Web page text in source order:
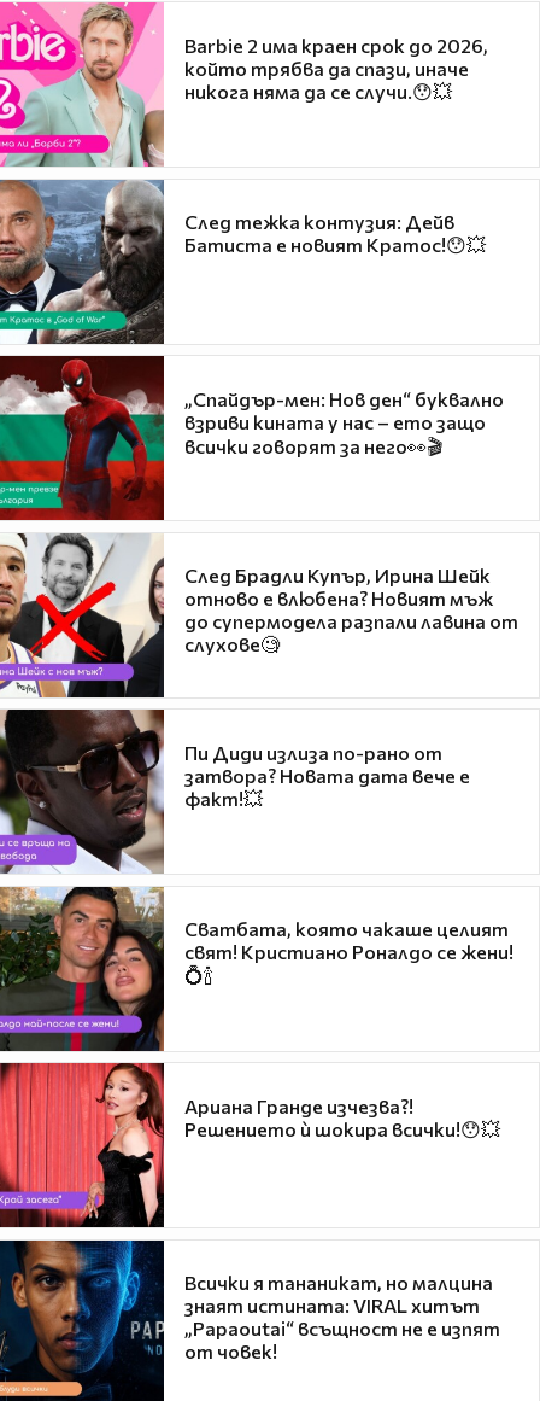
Barbie 2 има краен срок до 2026,
който трябва да спази, иначе
никога няма да се случи.😯💥
След тежка контузия: Дейв
Батиста е новият Кратос!😯💥
„Спайдър-мен: Нов ден“ буквално
взриви кината у нас – ето защо
всички говорят за него👀🎬
След Брадли Купър, Ирина Шейк
отново е влюбена? Новият мъж
до супермодела разпали лавина от
слухове🧐
Пи Диди излиза по-рано от
затвора? Новата дата вече е
факт!💥
Сватбата, която чакаше целият
свят! Кристиано Роналдо се жени!
💍🍾
Ариана Гранде изчезва?!
Решението ѝ шокира всички!😯💥
Всички я тананикат, но малцина
знаят истината: VIRAL хитът
„Papaoutai“ всъщност не е изпят
от човек!